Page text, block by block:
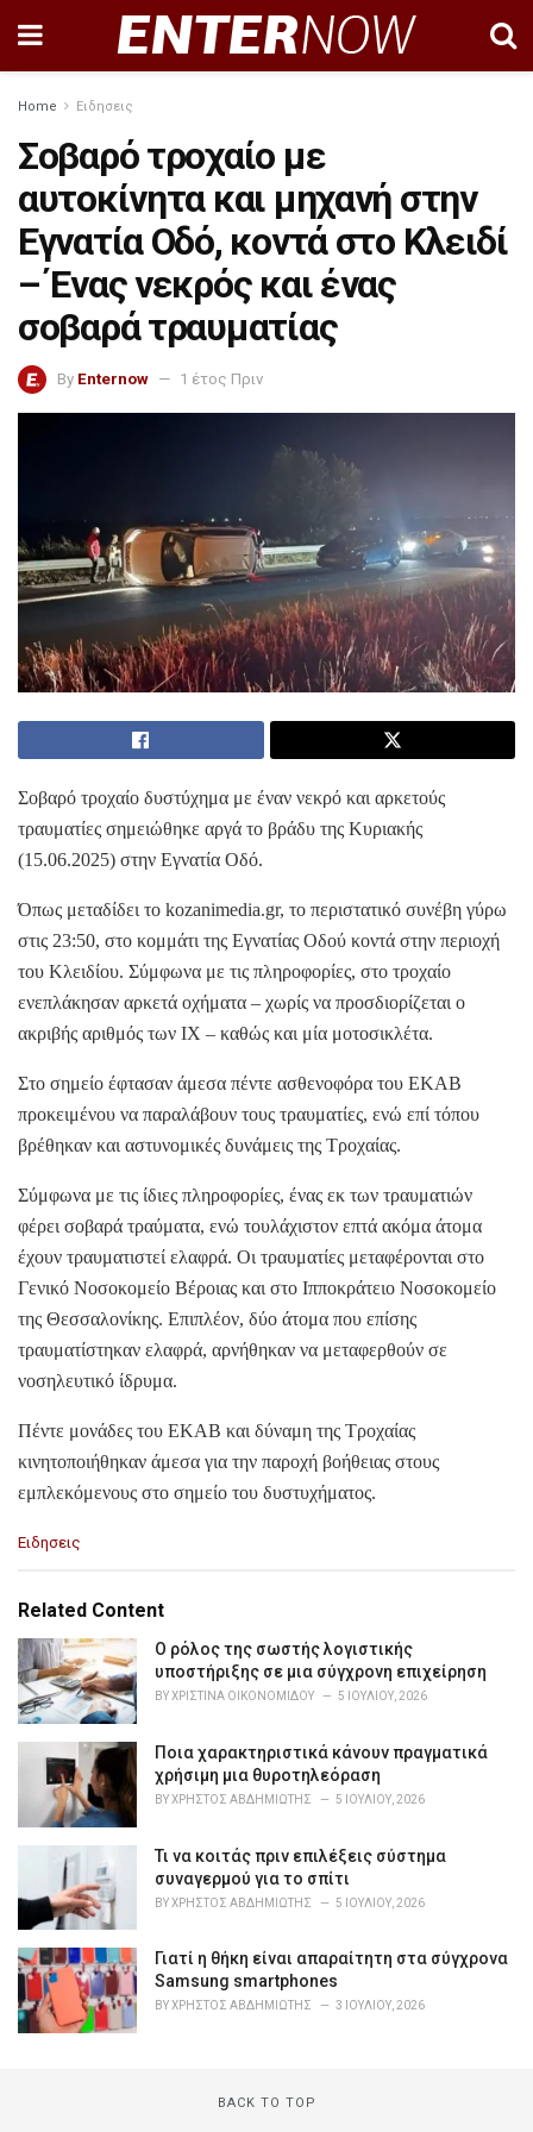
Home Ειδησεις
Σοβαρό τροχαίο με
αυτοκίνητα και μηχανή στην
Εγνατία Οδό, κοντά στο Κλειδί
– Ένας νεκρός και ένας
σοβαρά τραυματίας
By Enternow 1 έτος Πριν
Σοβαρό τροχαίο δυστύχημα με έναν νεκρό και αρκετούς
τραυματίες σημειώθηκε αργά το βράδυ της Κυριακής
(15.06.2025) στην Εγνατία Οδό.
Όπως μεταδίδει το kozanimedia.gr, το περιστατικό συνέβη γύρω
στις 23:50, στο κομμάτι της Εγνατίας Οδού κοντά στην περιοχή
του Κλειδίου. Σύμφωνα με τις πληροφορίες, στο τροχαίο
ενεπλάκησαν αρκετά οχήματα – χωρίς να προσδιορίζεται ο
ακριβής αριθμός των ΙΧ – καθώς και μία μοτοσικλέτα.
Στο σημείο έφτασαν άμεσα πέντε ασθενοφόρα του ΕΚΑΒ
προκειμένου να παραλάβουν τους τραυματίες, ενώ επί τόπου
βρέθηκαν και αστυνομικές δυνάμεις της Τροχαίας.
Σύμφωνα με τις ίδιες πληροφορίες, ένας εκ των τραυματιών
φέρει σοβαρά τραύματα, ενώ τουλάχιστον επτά ακόμα άτομα
έχουν τραυματιστεί ελαφρά. Οι τραυματίες μεταφέρονται στο
Γενικό Νοσοκομείο Βέροιας και στο Ιπποκράτειο Νοσοκομείο
της Θεσσαλονίκης. Επιπλέον, δύο άτομα που επίσης
τραυματίστηκαν ελαφρά, αρνήθηκαν να μεταφερθούν σε
νοσηλευτικό ίδρυμα.
Πέντε μονάδες του ΕΚΑΒ και δύναμη της Τροχαίας
κινητοποιήθηκαν άμεσα για την παροχή βοήθειας στους
εμπλεκόμενους στο σημείο του δυστυχήματος.
C
e
o
r
e
Ειδησεις
Related Content
Ο ρόλος της σωστής λογιστικής
υποστήριξης σε μια σύγχρονη επιχείρηση
BYΧΡΙΣΤΊΝΑ ΟΙΚΟΝΟΜΊΔΟΥ 5 ΙΟΥΛΊΟΥ, 2026
Ποια χαρακτηριστικά κάνουν πραγματικά
χρήσιμη μια θυροτηλεόραση
BYΧΡΉΣΤΟΣ ΑΒΔΗΜΙΏΤΗΣ 5 ΙΟΥΛΊΟΥ, 2026
Τι να κοιτάς πριν επιλέξεις σύστημα
συναγερμού για το σπίτι
BYΧΡΉΣΤΟΣ ΑΒΔΗΜΙΏΤΗΣ 5 ΙΟΥΛΊΟΥ, 2026
Γιατί η θήκη είναι απαραίτητη στα σύγχρονα
Samsung smartphones
BYΧΡΉΣΤΟΣ ΑΒΔΗΜΙΏΤΗΣ 3 ΙΟΥΛΊΟΥ, 2026
BACK TO TOP